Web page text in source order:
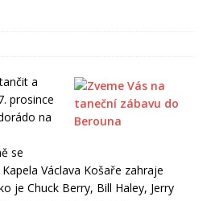
a
prosince
na
se
Václava Košaře zahraje
je Chuck Berry, Bill Haley, Jerry